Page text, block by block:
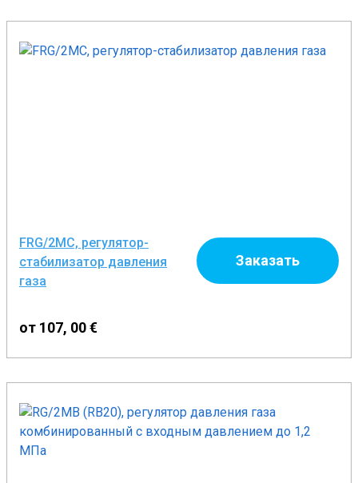
FRG/2MC, регулятор-
стабилизатор давления
газа
от 107, 00 €
Заказать